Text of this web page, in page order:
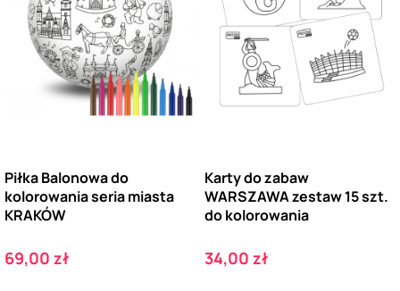
Piłka Balonowa do
kolorowania seria miasta
KRAKÓW
Cena
69,00 zł
Karty do zabaw
WARSZAWA zestaw 15 szt.
do kolorowania
Cena
34,00 zł